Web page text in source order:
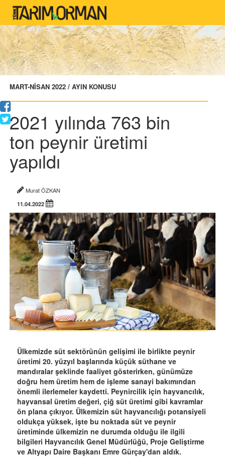
MART-NİSAN 2022 / AYIN KONUSU
2021 yılında 763 bin
ton peynir üretimi
yapıldı
Murat ÖZKAN
11.04.2022
Ülkemizde süt sektörünün gelişimi ile birlikte peynir
üretimi 20. yüzyıl başlarında küçük süthane ve
mandıralar şeklinde faaliyet gösterirken, günümüze
doğru hem üretim hem de işleme sanayi bakımından
önemli ilerlemeler kaydetti. Peynircilik için hayvancılık,
hayvansal üretim değeri, çiğ süt üretimi gibi kavramlar
ön plana çıkıyor. Ülkemizin süt hayvancılığı potansiyeli
oldukça yüksek, işte bu noktada süt ve peynir
üretiminde ülkemizin ne durumda olduğu ile ilgili
bilgileri Hayvancılık Genel Müdürlüğü, Proje Geliştirme
ve Altyapı Daire Başkanı Emre Gürçay'dan aldık.